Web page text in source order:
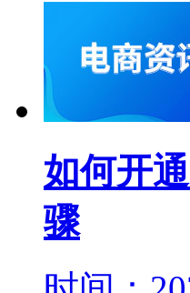
如何开
骤